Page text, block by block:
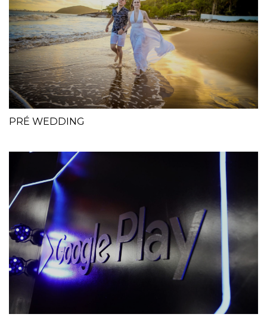
PRÉ WEDDING